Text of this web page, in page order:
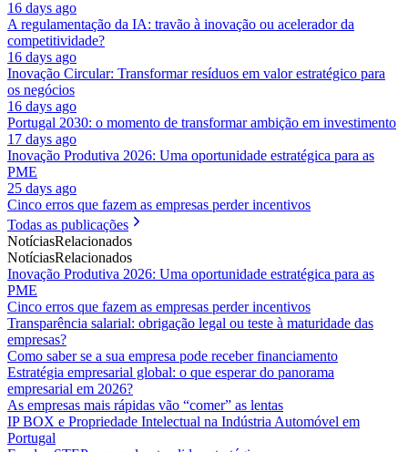
16 days ago
A regulamentação da IA: travão à inovação ou acelerador da
competitividade?
16 days ago
Inovação Circular: Transformar resíduos em valor estratégico para
os negócios
16 days ago
Portugal 2030: o momento de transformar ambição em investimento
17 days ago
Inovação Produtiva 2026: Uma oportunidade estratégica para as
PME
25 days ago
Cinco erros que fazem as empresas perder incentivos
Todas as publicações
NotíciasRelacionados
NotíciasRelacionados
Inovação Produtiva 2026: Uma oportunidade estratégica para as
PME
Cinco erros que fazem as empresas perder incentivos
Transparência salarial: obrigação legal ou teste à maturidade das
empresas?
Como saber se a sua empresa pode receber financiamento
Estratégia empresarial global: o que esperar do panorama
empresarial em 2026?
As empresas mais rápidas vão “comer” as lentas
IP BOX e Propriedade Intelectual na Indústria Automóvel em
Portugal